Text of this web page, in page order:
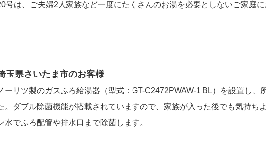
号は、ご夫婦2人家族など一度にたくさんのお湯を必要としないご家庭に
玉県さいたま市のお客様
ーリツ製のガスふろ給湯器（型式： GT-C2472PWAW-1 BL）を設置し、
。ダブル除菌機能が搭載されていますので、家族が入った後でも気持ち
水でふろ配管や排水口まで除菌します。